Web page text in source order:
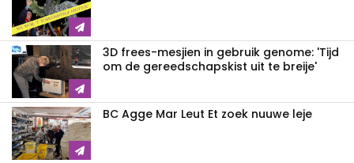
3D frees-mesjien in gebruik genome: 'Tijd
om de gereedschapskist uit te breije'
BC Agge Mar Leut Et zoek nuuwe leje